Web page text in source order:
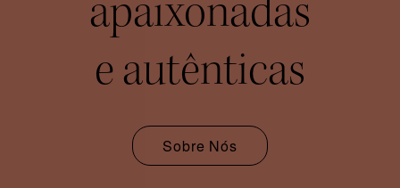
apaixonadas
e autênticas
Sobre Nós